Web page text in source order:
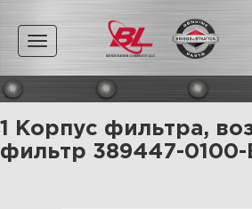
Toggle
navigation
1 Корпус фильтра,
фильтр 389447-0100-